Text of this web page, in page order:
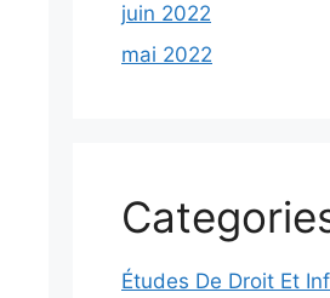
juin 2022
mai 2022
Études De Droit Et